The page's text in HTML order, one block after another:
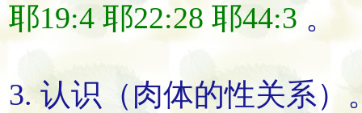
耶19:4 耶22:28 耶44:3 。
3. 认识 （肉体的性关系